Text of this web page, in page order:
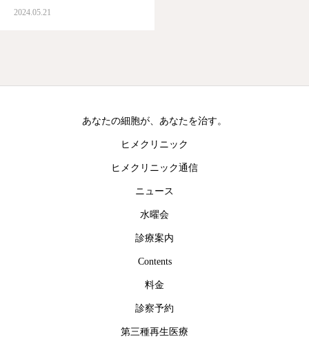
2024.05.21
あなたの細胞が、あなたを治す。
ヒメクリニック
ヒメクリニック通信
ニュース
水曜会
診療案内
Contents
料金
診察予約
第三種再生医療